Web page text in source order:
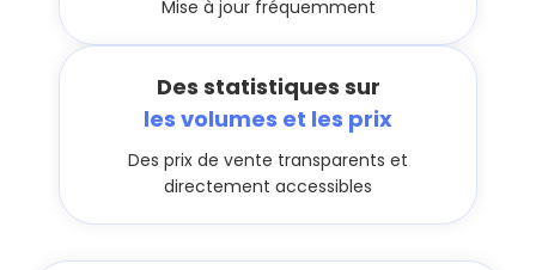
Mise à jour fréquemment
Des statistiques sur
les volumes et les prix
Des prix de vente transparents et
directement accessibles